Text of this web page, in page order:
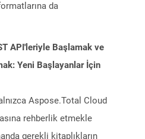
da
API'leriyle Başlamak ve
Yeni Başlayanlar İçin
Aspose.Total Cloud
rehberlik etmekle
gerekli kitaplıkların